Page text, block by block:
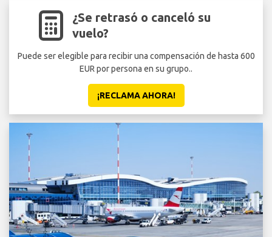
¿Se retrasó o canceló su
vuelo?
Puede ser elegible para recibir una compensación de hasta 600
EUR por persona en su grupo..
¡RECLAMA AHORA!